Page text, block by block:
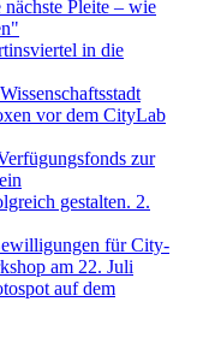
Pleite – wie
in die
vor dem CityLab
zur
gestalten. 2.
für City-
am 22. Juli
auf dem